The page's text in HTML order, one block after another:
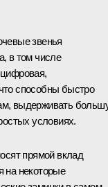
звенья
в том числе
цифровая,
способны быстро
выдерживать
условиях.
прямой вклад
на некоторые